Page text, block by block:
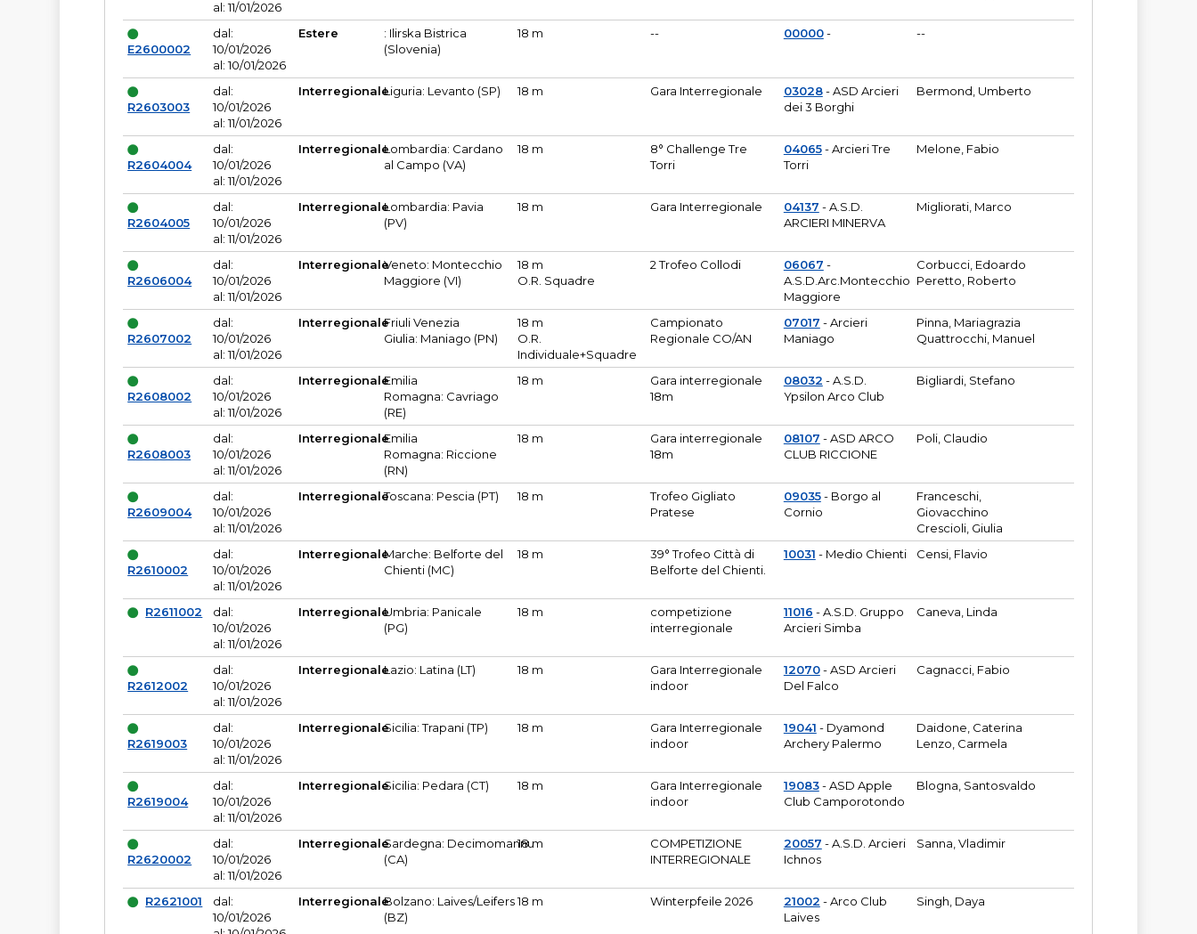
al: 11/01/2026
E2600002
dal:
10/01/2026
al: 10/01/2026
Estere
: Ilirska Bistrica
(Slovenia)
18 m -- 00000- --
R2603003
dal:
10/01/2026
al: 11/01/2026
InterregionaleLiguria: Levanto (SP) 18 m Gara Interregionale 03028- ASD Arcieri
dei 3 Borghi
Bermond, Umberto
R2604004
dal:
10/01/2026
al: 11/01/2026
InterregionaleLombardia: Cardano
al Campo (VA)
18 m
8° Challenge Tre
Torri
04065- Arcieri Tre
Torri
Melone, Fabio
R2604005
dal:
10/01/2026
al: 11/01/2026
InterregionaleLombardia: Pavia
(PV)
18 m Gara Interregionale 04137 - A.S.D.
ARCIERI MINERVA
Migliorati, Marco
R2606004
dal:
10/01/2026
al: 11/01/2026
InterregionaleVeneto: Montecchio
Maggiore (VI)
18 m
O.R. Squadre
2 Trofeo Collodi 06067 -
A.S.D.Arc.Montecchio
Maggiore
Corbucci, Edoardo
Peretto, Roberto
R2607002
dal:
10/01/2026
al: 11/01/2026
InterregionaleFriuli Venezia
Giulia: Maniago (PN)
18 m
O.R.
Individuale+Squadre
Campionato
Regionale CO/AN
07017 - Arcieri
Maniago
Pinna, Mariagrazia
Quattrocchi, Manuel
R2608002
dal:
10/01/2026
al: 11/01/2026
InterregionaleEmilia
Romagna: Cavriago
(RE)
18 m
Gara interregionale
18m
08032 - A.S.D.
Ypsilon Arco Club
Bigliardi, Stefano
R2608003
dal:
10/01/2026
al: 11/01/2026
InterregionaleEmilia
Romagna: Riccione
(RN)
18 m
Gara interregionale
18m
08107 - ASD ARCO
CLUB RICCIONE
Poli, Claudio
R2609004
dal:
10/01/2026
al: 11/01/2026
InterregionaleToscana: Pescia (PT) 18 m
Trofeo Gigliato
Pratese
09035- Borgo al
Cornio
Franceschi,
Giovacchino
Crescioli, Giulia
R2610002
dal:
10/01/2026
al: 11/01/2026
InterregionaleMarche: Belforte del
Chienti (MC)
18 m
39° Trofeo Città di
Belforte del Chienti.
10031 - Medio Chienti Censi, Flavio
R2611002
dal:
10/01/2026
al: 11/01/2026
InterregionaleUmbria: Panicale
(PG)
18 m
competizione
interregionale
11016 - A.S.D. Gruppo
Arcieri Simba
Caneva, Linda
R2612002
dal:
10/01/2026
al: 11/01/2026
InterregionaleLazio: Latina (LT) 18 m
Gara Interregionale
indoor
12070- ASD Arcieri
Del Falco
Cagnacci, Fabio
R2619003
dal:
10/01/2026
al: 11/01/2026
InterregionaleSicilia: Trapani (TP) 18 m
Gara Interregionale
indoor
19041 - Dyamond
Archery Palermo
Daidone, Caterina
Lenzo, Carmela
R2619004
dal:
10/01/2026
al: 11/01/2026
InterregionaleSicilia: Pedara (CT) 18 m
Gara Interregionale
indoor
19083- ASD Apple
Club Camporotondo
Blogna, Santosvaldo
R2620002
dal:
10/01/2026
al: 11/01/2026
InterregionaleSardegna: Decimomannu
(CA)
18 m
COMPETIZIONE
INTERREGIONALE
20057 - A.S.D. Arcieri
Ichnos
Sanna, Vladimir
R2621001
dal:
10/01/2026
InterregionaleBolzano: Laives/Leifers
(BZ)
18 m Winterpfeile 2026 21002 - Arco Club
Laives
Singh, Daya